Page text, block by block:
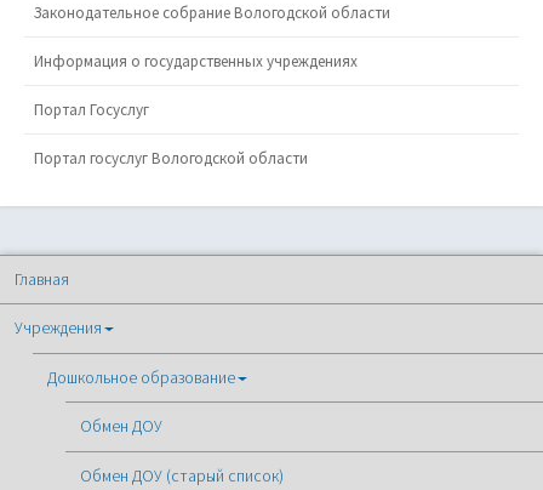
Законодательное собрание Вологодской области
Информация о государственных учреждениях
Портал Госуслуг
Портал госуслуг Вологодской области
Главная
Учреждения
Дошкольное образование
Обмен ДОУ
Обмен ДОУ (старый список)